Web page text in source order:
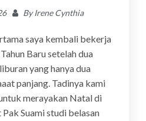
ByIrene Cynthia
saya kembali bekerja
Baru setelah dua
yang hanya dua
panjang. Tadinya kami
merayakan Natal di
Suami studi belasan